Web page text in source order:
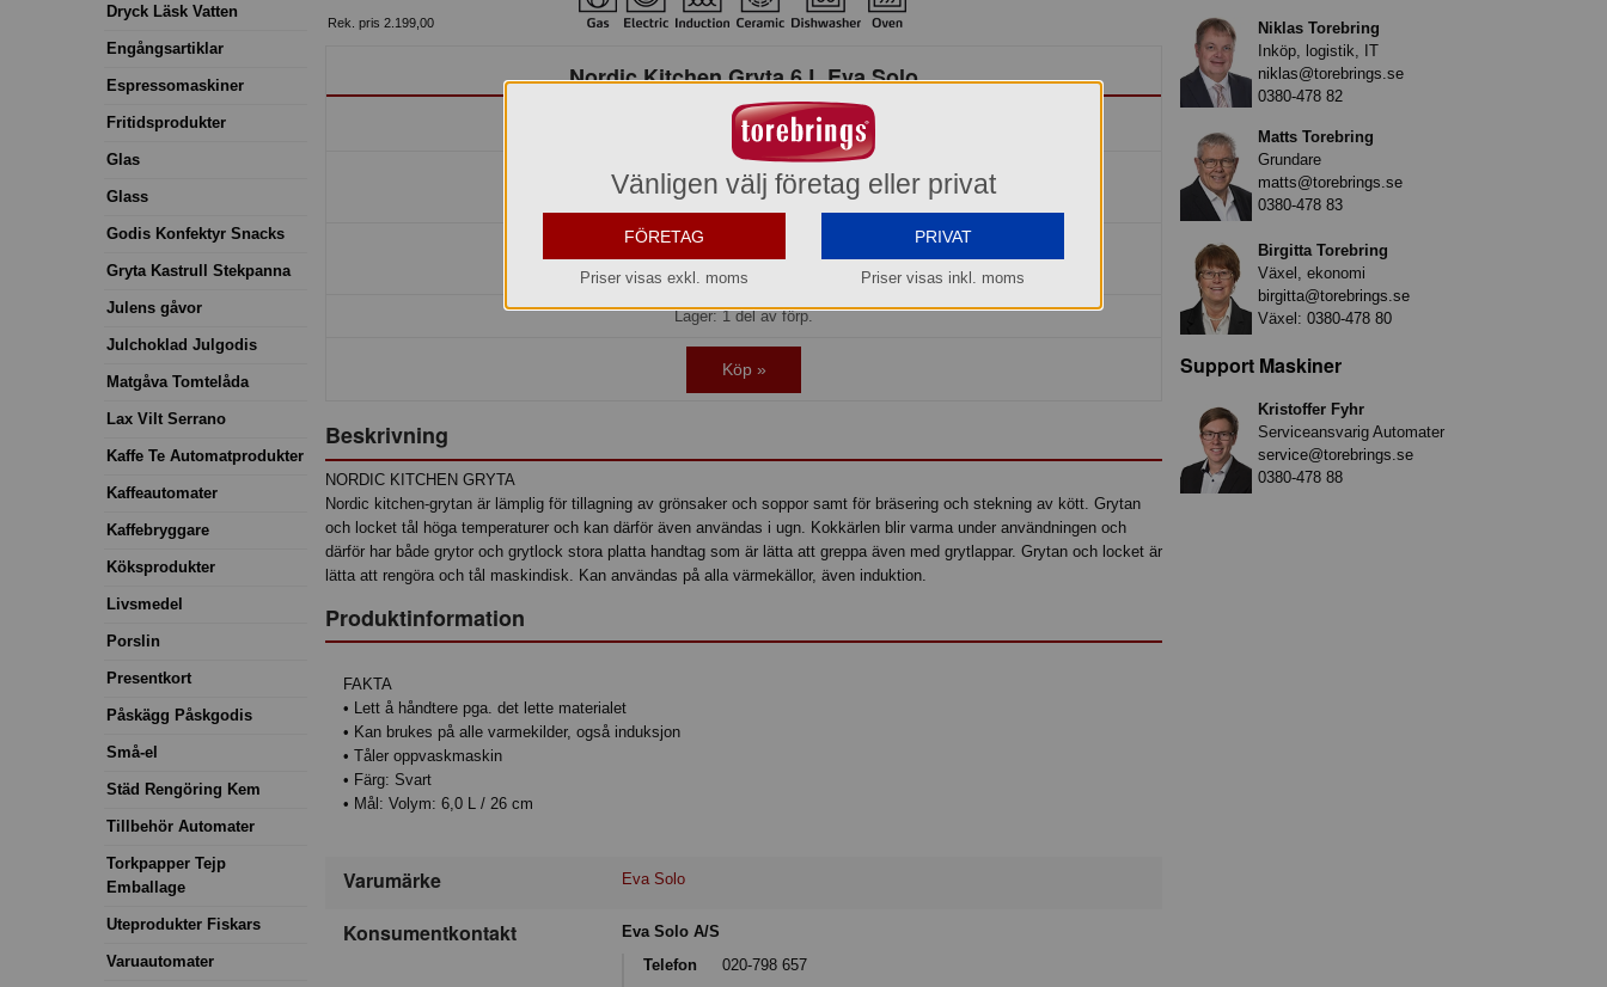
Dryck Läsk Vatten
Engångsartiklar
Espressomaskiner
Fritidsprodukter
Glas
Glass
Godis Konfektyr Snacks
Gryta Kastrull Stekpanna
Julens gåvor
Julchoklad Julgodis
Matgåva Tomtelåda
Lax Vilt Serrano
Kaffe Te Automatprodukter
Kaffeautomater
Kaffebryggare
Köksprodukter
Livsmedel
Porslin
Presentkort
Påskägg Påskgodis
Små-el
Städ Rengöring Kem
Tillbehör Automater
Torkpapper Tejp
Emballage
Uteprodukter Fiskars
Varuautomater
Rek. pris 2.199,00
Nordic Kitchen Gryta 6 L Eva Solo
280260
1.369,90 kr
Del av förpackning =
2.739,80 kr
Hel förpackning =
Lager: 1 del av förp.
Köp »
Beskrivning
NORDIC KITCHEN GRYTA
Nordic kitchen-grytan är lämplig för tillagning av grönsaker och soppor samt för bräsering och stekning av kött. Grytan
och locket tål höga temperaturer och kan därför även användas i ugn. Kokkärlen blir varma under användningen och
därför har både grytor och grytlock stora platta handtag som är lätta att greppa även med grytlappar. Grytan och locket är
lätta att rengöra och tål maskindisk. Kan användas på alla värmekällor, även induktion.
Produktinformation
FAKTA
• Lett å håndtere pga. det lette materialet
• Kan brukes på alle varmekilder, også induksjon
• Tåler oppvaskmaskin
• Färg: Svart
• Mål: Volym: 6,0 L / 26 cm
Varumärke Eva Solo
Konsumentkontakt
Eva Solo A/S
Telefon
020-798 657
Niklas Torebring
Inköp, logistik, IT
niklas@torebrings.se
0380-478 82
Matts Torebring
Grundare
matts@torebrings.se
0380-478 83
Birgitta Torebring
Växel, ekonomi
birgitta@torebrings.se
Växel: 0380-478 80
Support Maskiner
Kristoffer Fyhr
Serviceansvarig Automater
service@torebrings.se
0380-478 88
Vänligen välj företag eller privat
FÖRETAG
Priser visas exkl. moms
PRIVAT
Priser visas inkl. moms